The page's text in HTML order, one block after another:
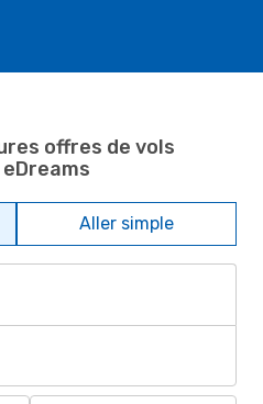
offres de vols
Aller simple